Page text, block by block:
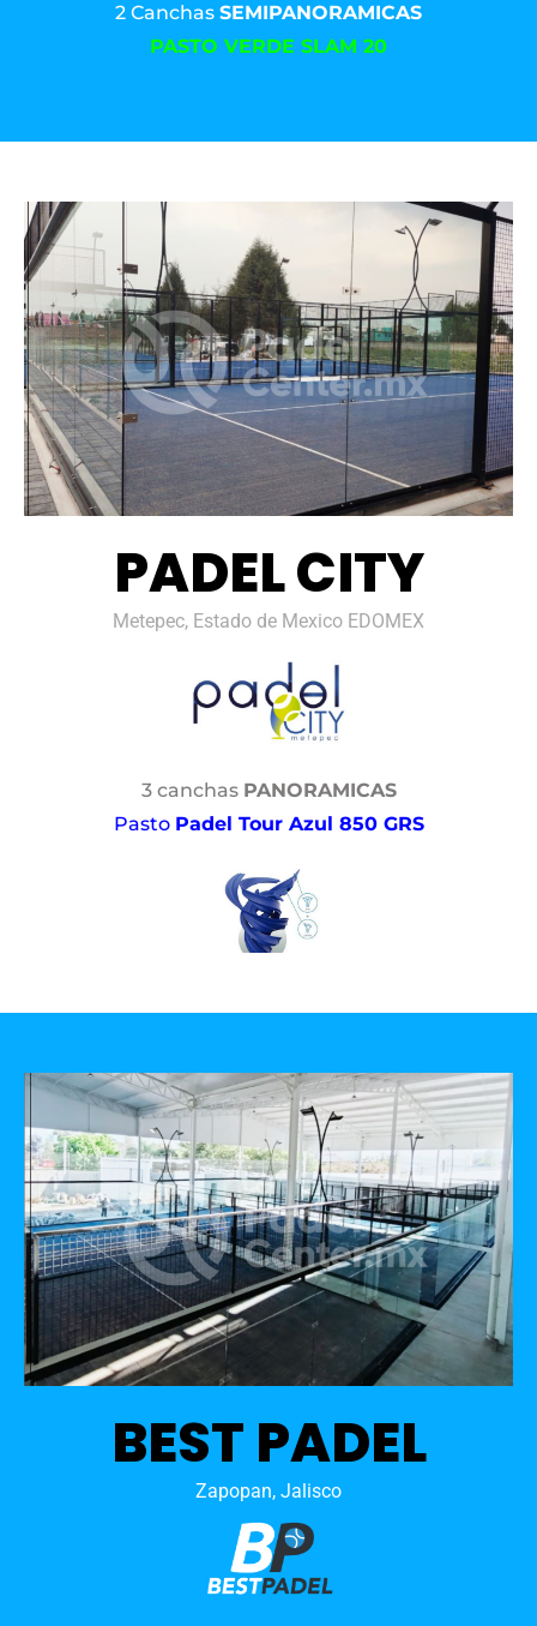
2 Canchas SEMIPANORAMICAS
PASTO VERDE SLAM 20
PADEL CITY
Metepec, Estado de Mexico EDOMEX
3 canchas PANORAMICAS
Pasto Padel Tour Azul 850 GRS
BEST PADEL
Zapopan, Jalisco